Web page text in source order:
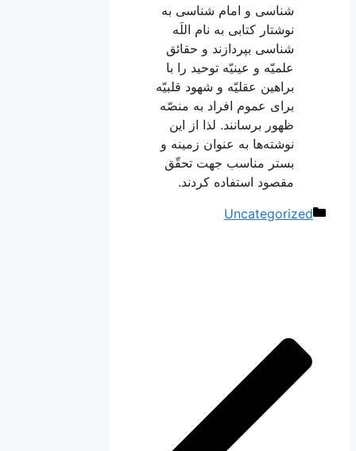
شناسی وامام شناسی به
نوشتار کتابی به ناماللَه
شناسی بپردازند و حقائق
علمیّه و عینیّه توحید را با
براهین عقلیّه و شهود قلبیّه
برای عموم افراد به منصّه
ظهور برسانند. لذا از این
نوشته‌ها به عنوان زمینه و
بستر مناسب جهت تحقّق
مقصود استفاده کردند.
دسته‌ها
Uncategorized